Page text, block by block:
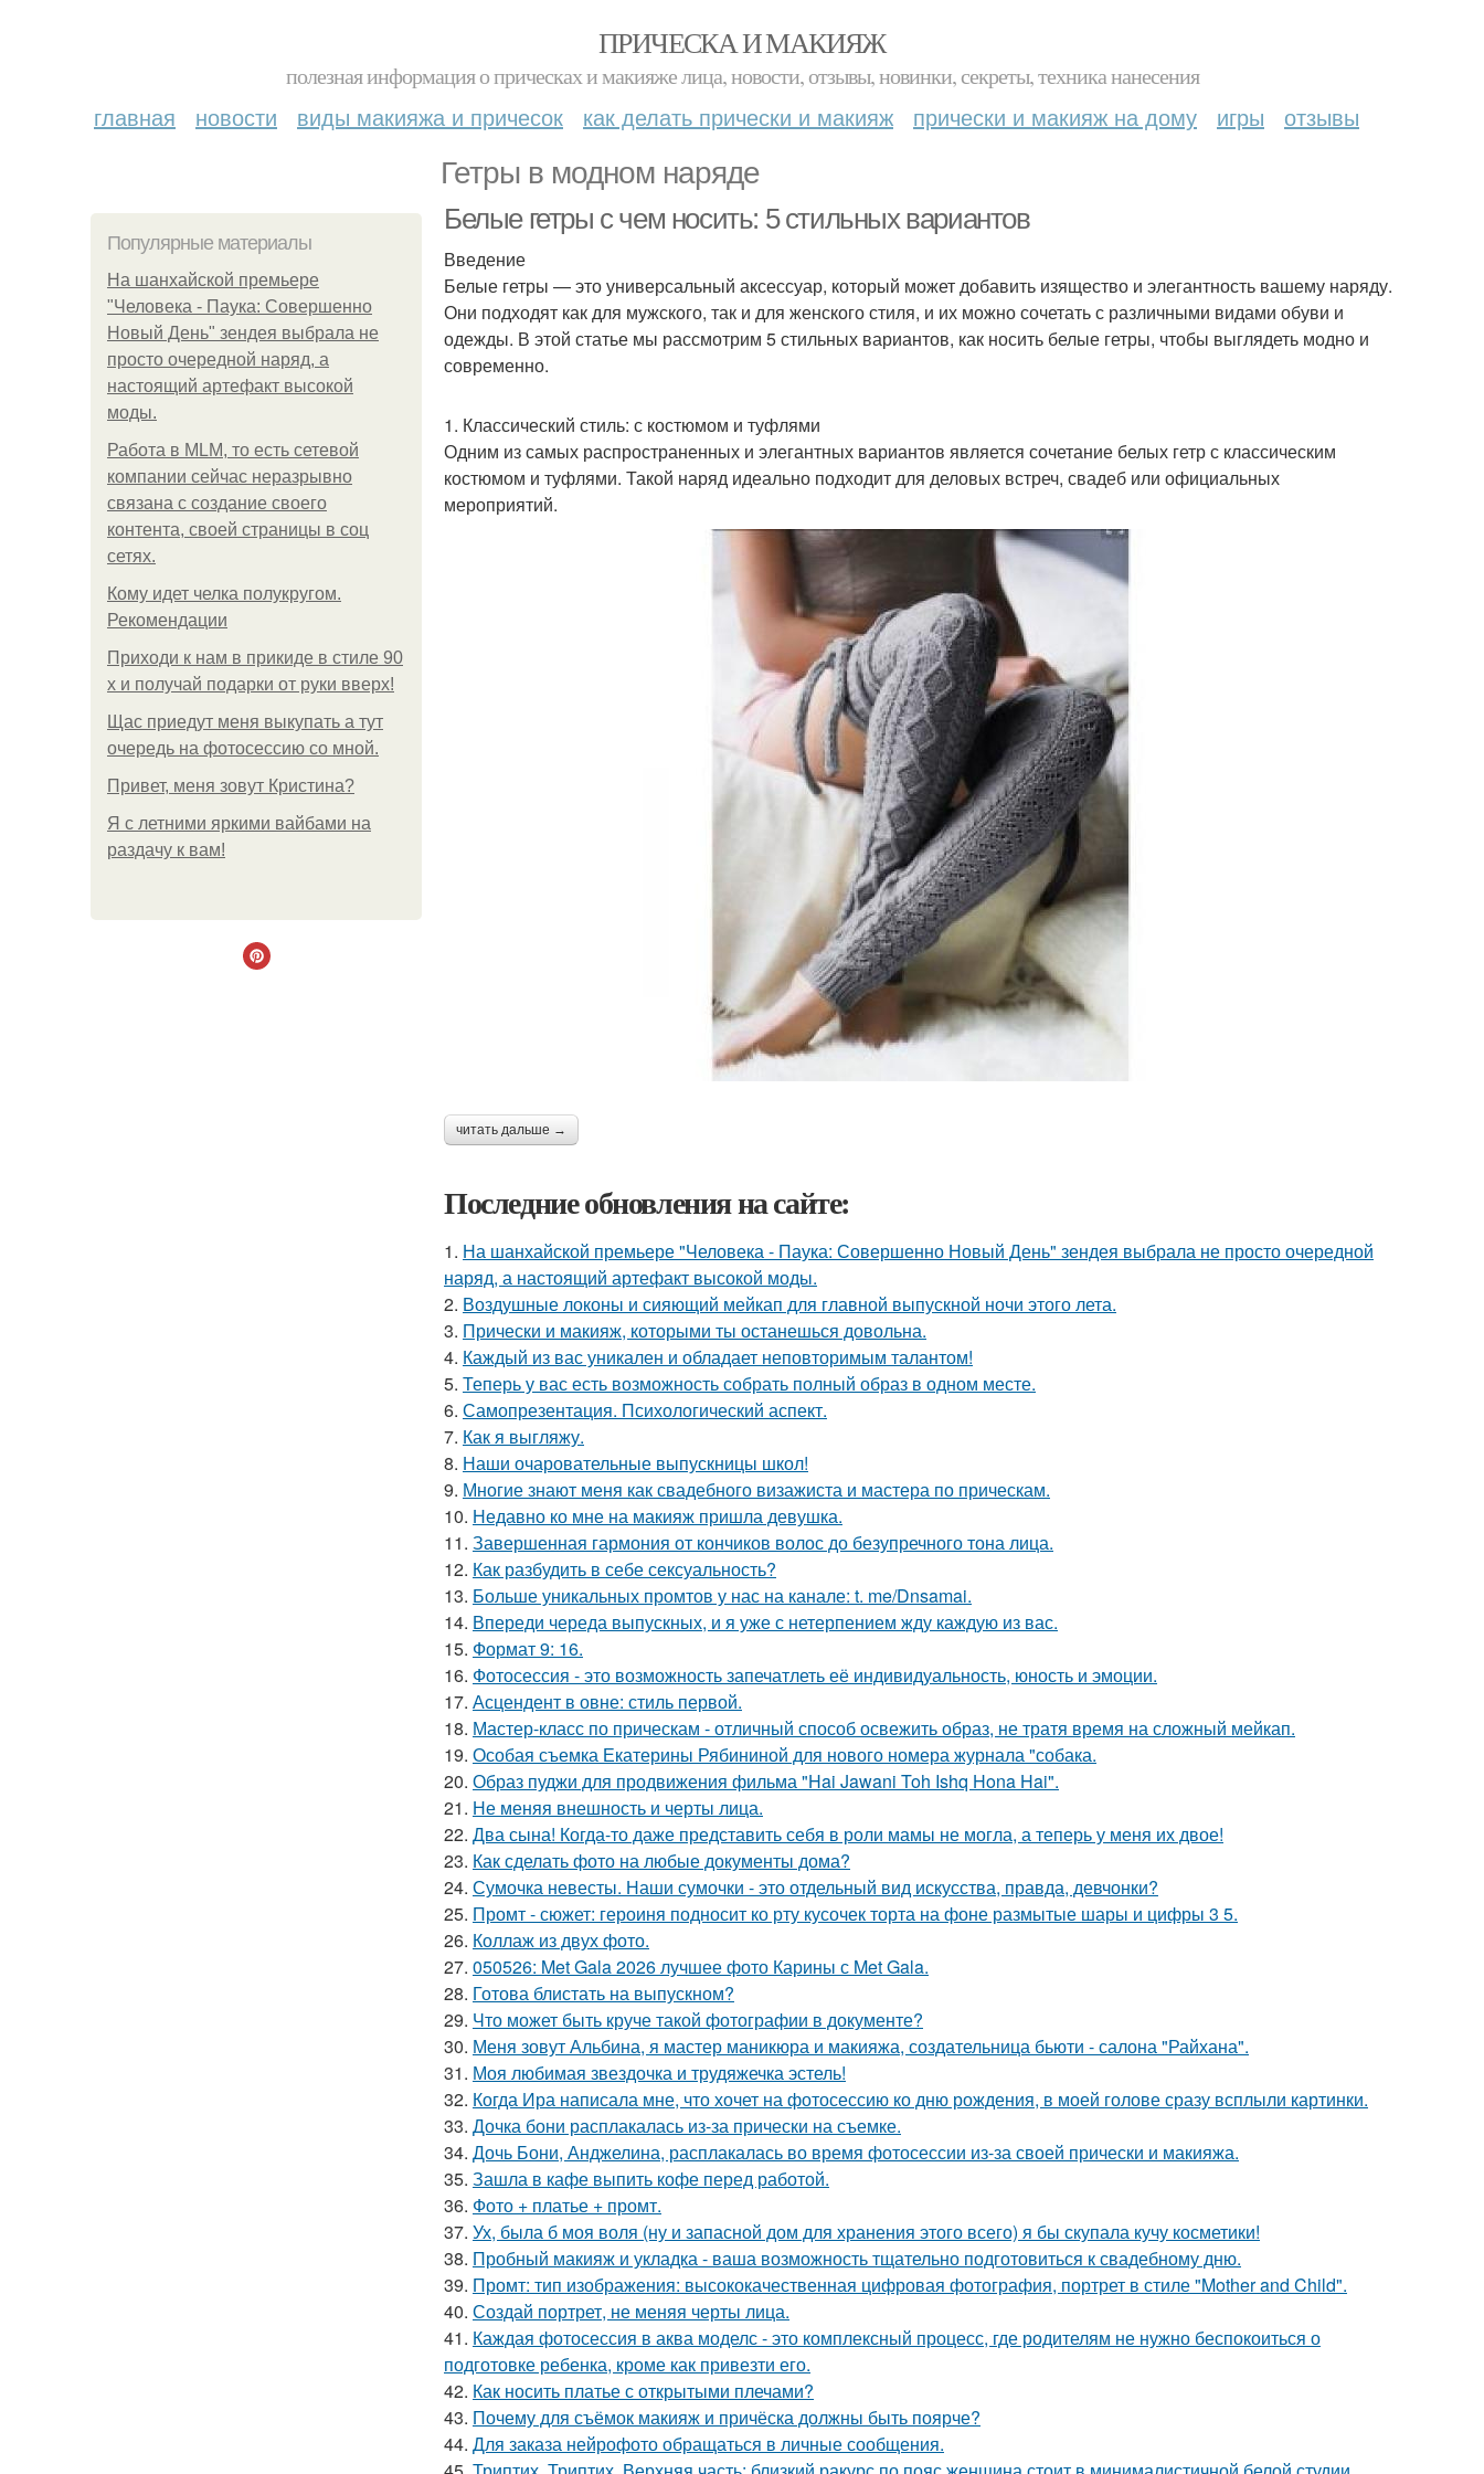
ПРИЧЕСКА И МАКИЯЖ
полезная информация о прическах и макияже лица, новости, отзывы, новинки, секреты, техника нанесения
главная новости виды макияжа и причесок как делать прически и макияж прически и макияж на дому игры отзывы
Гетры в модном наряде
Популярные материалы
На шанхайской премьере
"Человека - Паука: Совершенно
Новый День" зендея выбрала не
просто очередной наряд, а
настоящий артефакт высокой
моды.
Работа в MLM, то есть сетевой
компании сейчас неразрывно
связана с создание своего
контента, своей страницы в соц
сетях.
Кому идет челка полукругом.
Рекомендации
Приходи к нам в прикиде в стиле 90
х и получай подарки от руки вверх!
Щас приедут меня выкупать а тут
очередь на фотосессию со мной.
Привет, меня зовут Кристина?
Я с летними яркими вайбами на
раздачу к вам!
Белые гетры с чем носить: 5 стильных вариантов
Введение
Белые гетры — это универсальный аксессуар, который может добавить изящество и элегантность вашему наряду.
Они подходят как для мужского, так и для женского стиля, и их можно сочетать с различными видами обуви и
одежды. В этой статье мы рассмотрим 5 стильных вариантов, как носить белые гетры, чтобы выглядеть модно и
современно.
1. Классический стиль: с костюмом и туфлями
Одним из самых распространенных и элегантных вариантов является сочетание белых гетр с классическим
костюмом и туфлями. Такой наряд идеально подходит для деловых встреч, свадеб или официальных
мероприятий.
читать дальше →
Последние обновления на сайте:
1. На шанхайской премьере "Человека - Паука: Совершенно Новый День" зендея выбрала не просто очередной
наряд, а настоящий артефакт высокой моды.
2. Воздушные локоны и сияющий мейкап для главной выпускной ночи этого лета.
3. Прически и макияж, которыми ты останешься довольна.
4. Каждый из вас уникален и обладает неповторимым талантом!
5. Теперь у вас есть возможность собрать полный образ в одном месте.
6. Самопрезентация. Психологический аспект.
7. Как я выгляжу.
8. Наши очаровательные выпускницы школ!
9. Многие знают меня как свадебного визажиста и мастера по прическам.
10. Недавно ко мне на макияж пришла девушка.
11. Завершенная гармония от кончиков волос до безупречного тона лица.
12. Как разбудить в себе сексуальность?
13. Больше уникальных промтов у нас на канале: t. me/Dnsamai.
14. Впереди череда выпускных, и я уже с нетерпением жду каждую из вас.
15. Формат 9: 16.
16. Фотосессия - это возможность запечатлеть её индивидуальность, юность и эмоции.
17. Асцендент в овне: стиль первой.
18. Мастер-класс по прическам - отличный способ освежить образ, не тратя время на сложный мейкап.
19. Особая съемка Екатерины Рябининой для нового номера журнала "собака.
20. Образ пуджи для продвижения фильма "Hai Jawani Toh Ishq Hona Hai".
21. Не меняя внешность и черты лица.
22. Два сына! Когда-то даже представить себя в роли мамы не могла, а теперь у меня их двое!
23. Как сделать фото на любые документы дома?
24. Сумочка невесты. Наши сумочки - это отдельный вид искусства, правда, девчонки?
25. Промт - сюжет: героиня подносит ко рту кусочек торта на фоне размытые шары и цифры 3 5.
26. Коллаж из двух фото.
27. 050526: Met Gala 2026 лучшее фото Карины с Met Gala.
28. Готова блистать на выпускном?
29. Что может быть круче такой фотографии в документе?
30. Меня зовут Альбина, я мастер маникюра и макияжа, создательница бьюти - салона "Райхана".
31. Моя любимая звездочка и трудяжечка эстель!
32. Когда Ира написала мне, что хочет на фотосессию ко дню рождения, в моей голове сразу всплыли картинки.
33. Дочка бони расплакалась из-за прически на съемке.
34. Дочь Бони, Анджелина, расплакалась во время фотосессии из-за своей прически и макияжа.
35. Зашла в кафе выпить кофе перед работой.
36. Фото + платье + промт.
37. Ух, была б моя воля (ну и запасной дом для хранения этого всего) я бы скупала кучу косметики!
38. Пробный макияж и укладка - ваша возможность тщательно подготовиться к свадебному дню.
39. Промт: тип изображения: высококачественная цифровая фотография, портрет в стиле "Mother and Child".
40. Создай портрет, не меняя черты лица.
41. Каждая фотосессия в аква моделс - это комплексный процесс, где родителям не нужно беспокоиться о
подготовке ребенка, кроме как привезти его.
42. Как носить платье с открытыми плечами?
43. Почему для съёмок макияж и причёска должны быть поярче?
44. Для заказа нейрофото обращаться в личные сообщения.